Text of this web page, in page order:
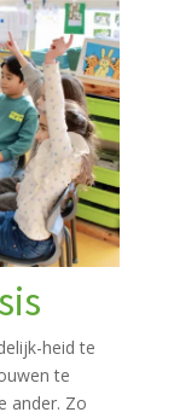
heid te
te
ander. Zo